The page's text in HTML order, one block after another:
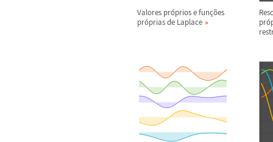
Valores próprios e funções
próprias de Laplace
pró